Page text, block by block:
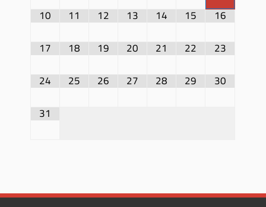
10
11 12 13 14 15
16
17
18 19 20 21 22
23
24
25 26 27 28 29
30
31